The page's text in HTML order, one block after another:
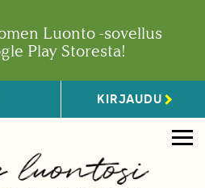
Luonto -sovellus
Play Storesta!
KIRJAUDU